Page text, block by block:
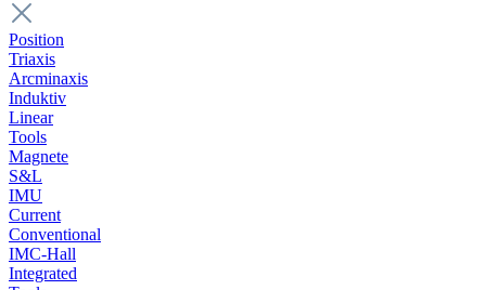
Position
Triaxis
Arcminaxis
Induktiv
Linear
Tools
Magnete
S&L
IMU
Current
Conventional
IMC-Hall
Integrated